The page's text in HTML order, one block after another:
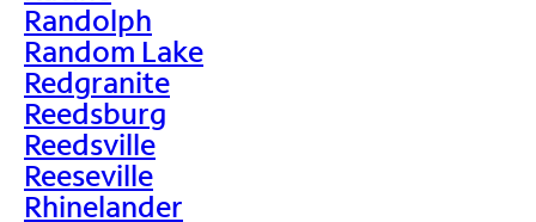
Randolph
Random Lake
Redgranite
Reedsburg
Reedsville
Reeseville
Rhinelander